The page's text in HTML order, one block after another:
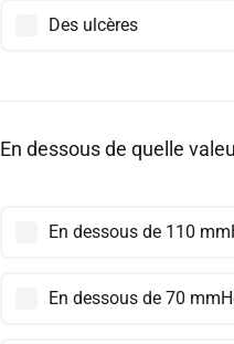
Des ulcères
En dessous de quelle
En dessous de 110
En dessous de 70